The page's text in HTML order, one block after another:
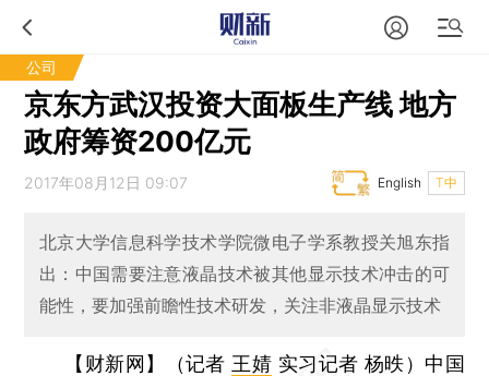
公司
京东方武汉投资大面板生产线 地方
政府筹资200亿元
2017年08月12日 09:07 T中
English
北京大学信息科学技术学院微电子学系教授关旭东指
出：中国需要注意液晶技术被其他显示技术冲击的可
能性，要加强前瞻性技术研发，关注非液晶显示技术
【财新网】（记者 王婧 实习记者 杨昳） 中国